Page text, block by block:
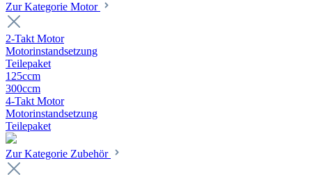
Zur Kategorie Motor
2-Takt Motor
Motorinstandsetzung
Teilepaket
125ccm
300ccm
4-Takt Motor
Motorinstandsetzung
Teilepaket
Zur Kategorie Zubehör